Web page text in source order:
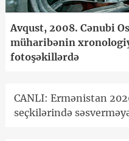
Avqust, 2008. Cənubi
müharibənin
fotoşəkillərdə
CANLI: Ermənistan
seçkilərində